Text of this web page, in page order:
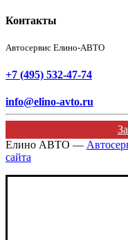
Контакты
Автосервис Елино-АВТО
+7 (495) 532-47-74
info@elino-avto.ru
Елино АВТО —
сайта